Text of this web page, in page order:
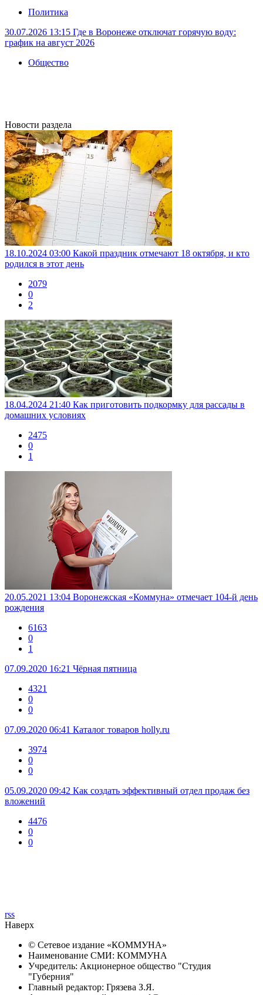
Политика
30.07.2026 13:15 Где в Воронеже отключат горячую воду:
график на август 2026
Общество
Новости раздела
18.10.2024 03:00 Какой праздник отмечают 18 октября, и кто
родился в этот день
2079
0
2
18.04.2024 21:40 Как приготовить подкормку для рассады в
домашних условиях
2475
0
1
20.05.2021 13:04 Воронежская «Коммуна» отмечает 104-й день
рождения
6163
0
1
07.09.2020 16:21 Чёрная пятница
4321
0
0
07.09.2020 06:41 Каталог товаров holly.ru
3974
0
0
05.09.2020 09:42 Как создать эффективный отдел продаж без
вложений
4476
0
0
rss
Наверх
© Сетевое издание «КОММУНА»
Наименование СМИ: КОММУНА
Учредитель: Акционерное общество "Студия
"Губерния"
Главный редактор: Грязева З.Я.